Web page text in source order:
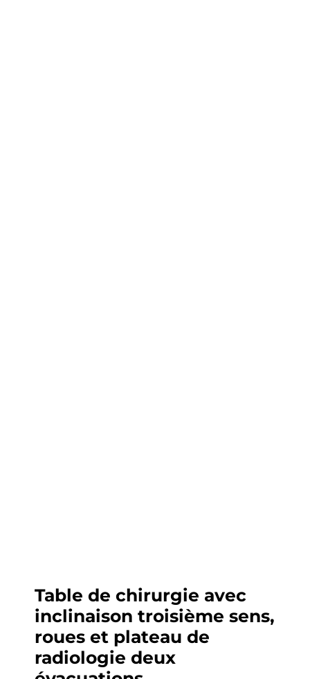
Table de chirurgie avec
inclinaison troisième sens,
roues et plateau de
radiologie deux